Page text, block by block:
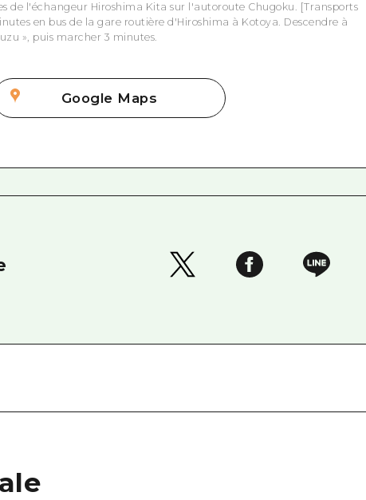
de l'échangeur Hiroshima Kita sur l'autoroute Chugoku. [Transports
en bus de la gare routière d'Hiroshima à Kotoya. Descendre à
», puis marcher 3 minutes.
Google Maps